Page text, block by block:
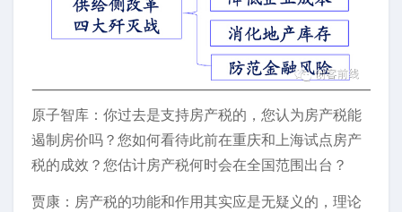
原子智库：你过去是支持房产税的，您认为房产税能
遏制房价吗？您如何看待此前在重庆和上海试点房产
税的成效？您估计房产税何时会在全国范围出台？
贾康：房产税的功能和作用其实应是无疑义的，理论